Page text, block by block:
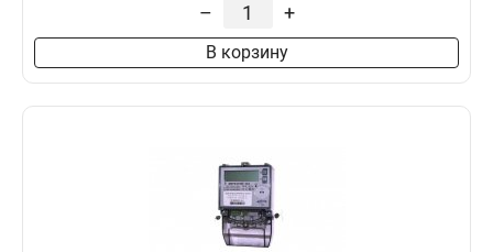
– +
В корзину